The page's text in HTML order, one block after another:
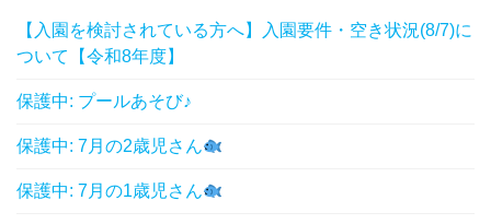
【入園を検討されている方へ】入園要件・空き状況(8/7)に
ついて【令和8年度】
保護中: プールあそび♪
保護中: 7月の2歳児さん
保護中: 7月の1歳児さん